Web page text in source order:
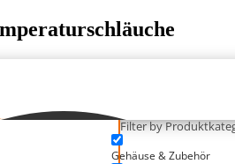
Filter by
Gehäuse & Zubehör